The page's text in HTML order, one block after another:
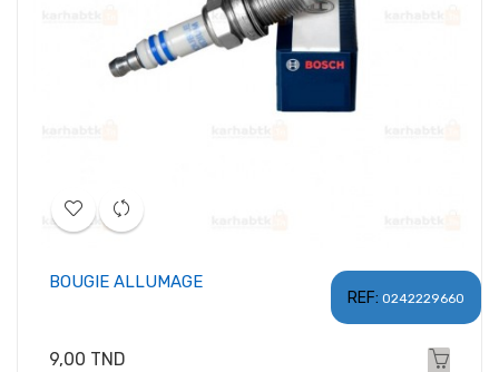
REF: 0242229660
BOUGIE ALLUMAGE
Prix
9,00 TND